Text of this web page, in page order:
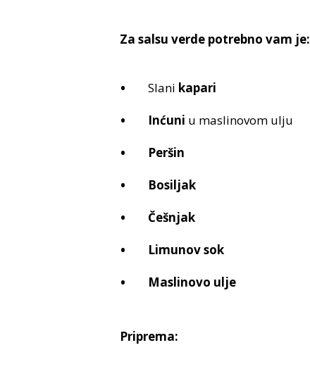
Za salsu verde potrebno vam je:
Slani kapari
Inćuni u maslinovom ulju
Peršin
Bosiljak
Češnjak
Limunov sok
Maslinovo ulje
Priprema: